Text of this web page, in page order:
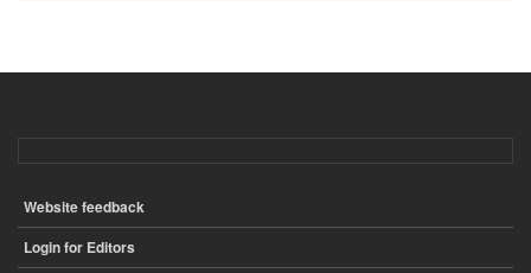
ПОДВАЛ
Website feedback
Login for Editors